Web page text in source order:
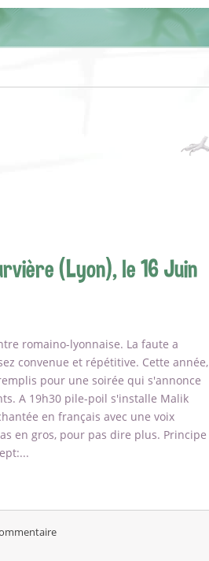
(Lyon), le 16 Juin
romaino-lyonnaise. La faute a
convenue et répétitive. Cette année,
pour une soirée qui s'annonce
A 19h30 pile-poil s'installe Malik
en français avec une voix
en gros, pour pas dire plus. Principe